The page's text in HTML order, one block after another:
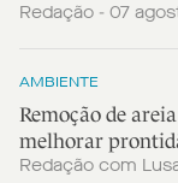
Redação - 07
AMBIENTE
Remoção de
melhorar
Redação com